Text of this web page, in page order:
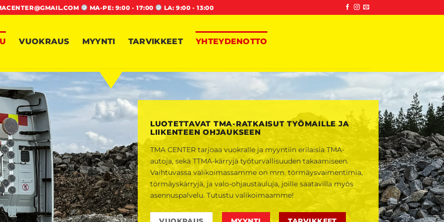
MA-PE: 9:00 - 17:00 LA: 9:00 - 13:00
VUOKRAUS MYYNTI TARVIKKEET YHTEYDENOTTO
LUOTETTAVAT TMA-RATKAISUT TYÖMAILLE JA
LIIKENTEEN OHJAUKSEEN
TMA CENTER tarjoaa vuokralle ja myyntiin erilaisia TMA-
autoja, sekä TTMA-kärryjä työturvallisuuden takaamiseen.
Vaihtuvassa valikoimassamme on mm. törmäysvaimentimia,
törmäyskärryjä, ja valo-ohjaustauluja, joille saatavilla myös
asennuspalvelu. Tutustu valikoimaamme!